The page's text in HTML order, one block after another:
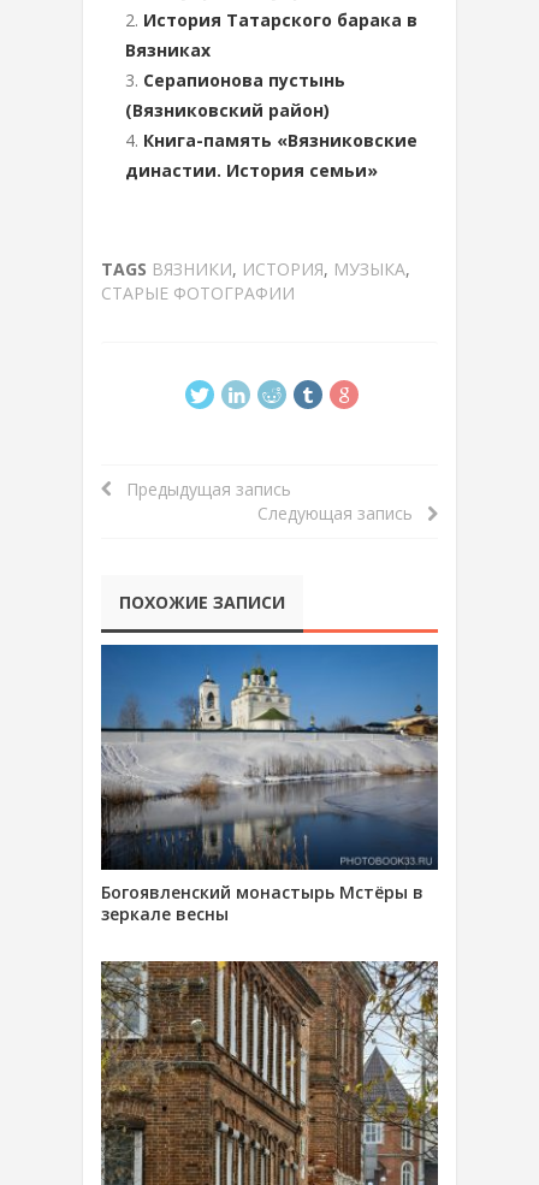
История Татарского барака в
Вязниках
Серапионова пустынь
(Вязниковский район)
Книга-память «Вязниковские
династии. История семьи»
TAGS ВЯЗНИКИ, ИСТОРИЯ, МУЗЫКА,
СТАРЫЕ ФОТОГРАФИИ
Предыдущая запись
Следующая запись
ПОХОЖИЕ ЗАПИСИ
Богоявленский монастырь Мстёры в
зеркале весны